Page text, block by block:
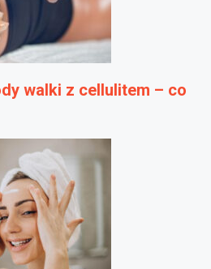
walki z cellulitem – co